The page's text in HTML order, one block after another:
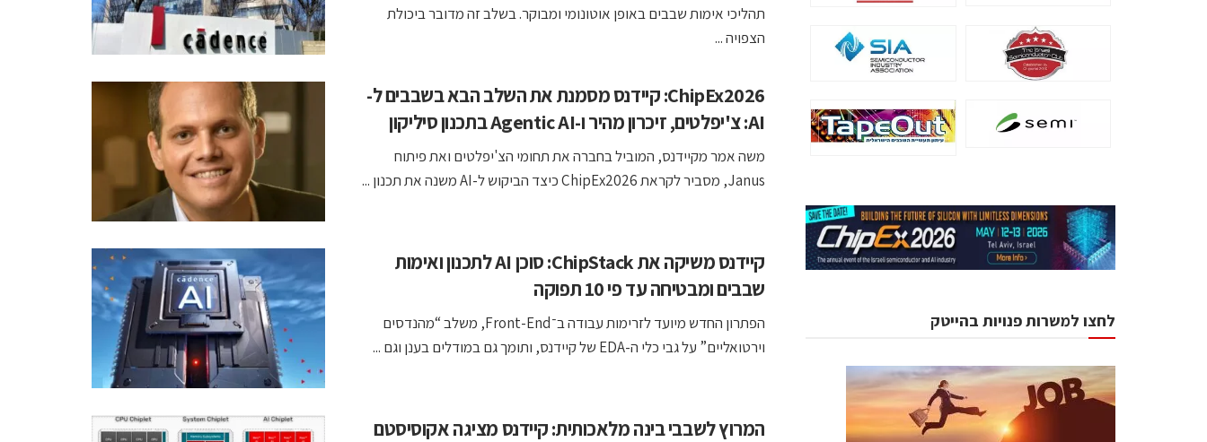
תהליכי אימות שבבים באופן אוטונומי ומבוקר. בשלב זה מדובר ביכולת
הצפויה ...
ChipEx2026: קיידנס מסמנת את השלב הבא בשבבים ל-
AI: צ'יפלטים, זיכרון מהיר ו-Agentic AI בתכנון סיליקון
משה אמר מקיידנס, המוביל בחברה את תחומי הצ'יפלטים ואת פיתוח
Janus, מסביר לקראת ChipEx2026 כיצד הביקוש ל-AI משנה את תכנון ...
קיידנס משיקה את ChipStack: סוכן AI לתכנון ואימות
שבבים ומבטיחה עד פי 10 תפוקה
הפתרון החדש מיועד לזרימות עבודה ב־Front-End, משלב “מהנדסים
וירטואליים” על גבי כלי ה-EDA של קיידנס, ותומך גם במודלים בענן וגם ...
המרוץ לשבבי בינה מלאכותית: קיידנס מציגה אקוסיסטם
לחצו למשרות פנויות בהייטק